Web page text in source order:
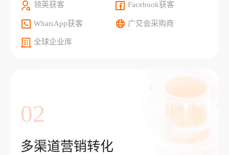
领英获客 Facebook获客
WhatsApp获客 广交会采购商
全球企业库
02
多渠道营销转化